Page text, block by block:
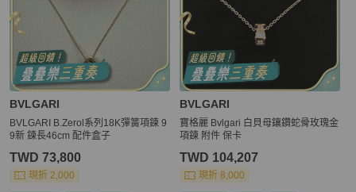
BVLGARI
BVLGARI B.Zerol系列18K彈簧項鍊 9
9新 鍊長46cm 配件盒子
TWD 73,800
現折 2,000
BVLGARI
寶格麗 Bvlgari 白貝母鑲鑽蛇骨玫瑰金
項鍊 附件 保卡
TWD 104,207
現折 8,000